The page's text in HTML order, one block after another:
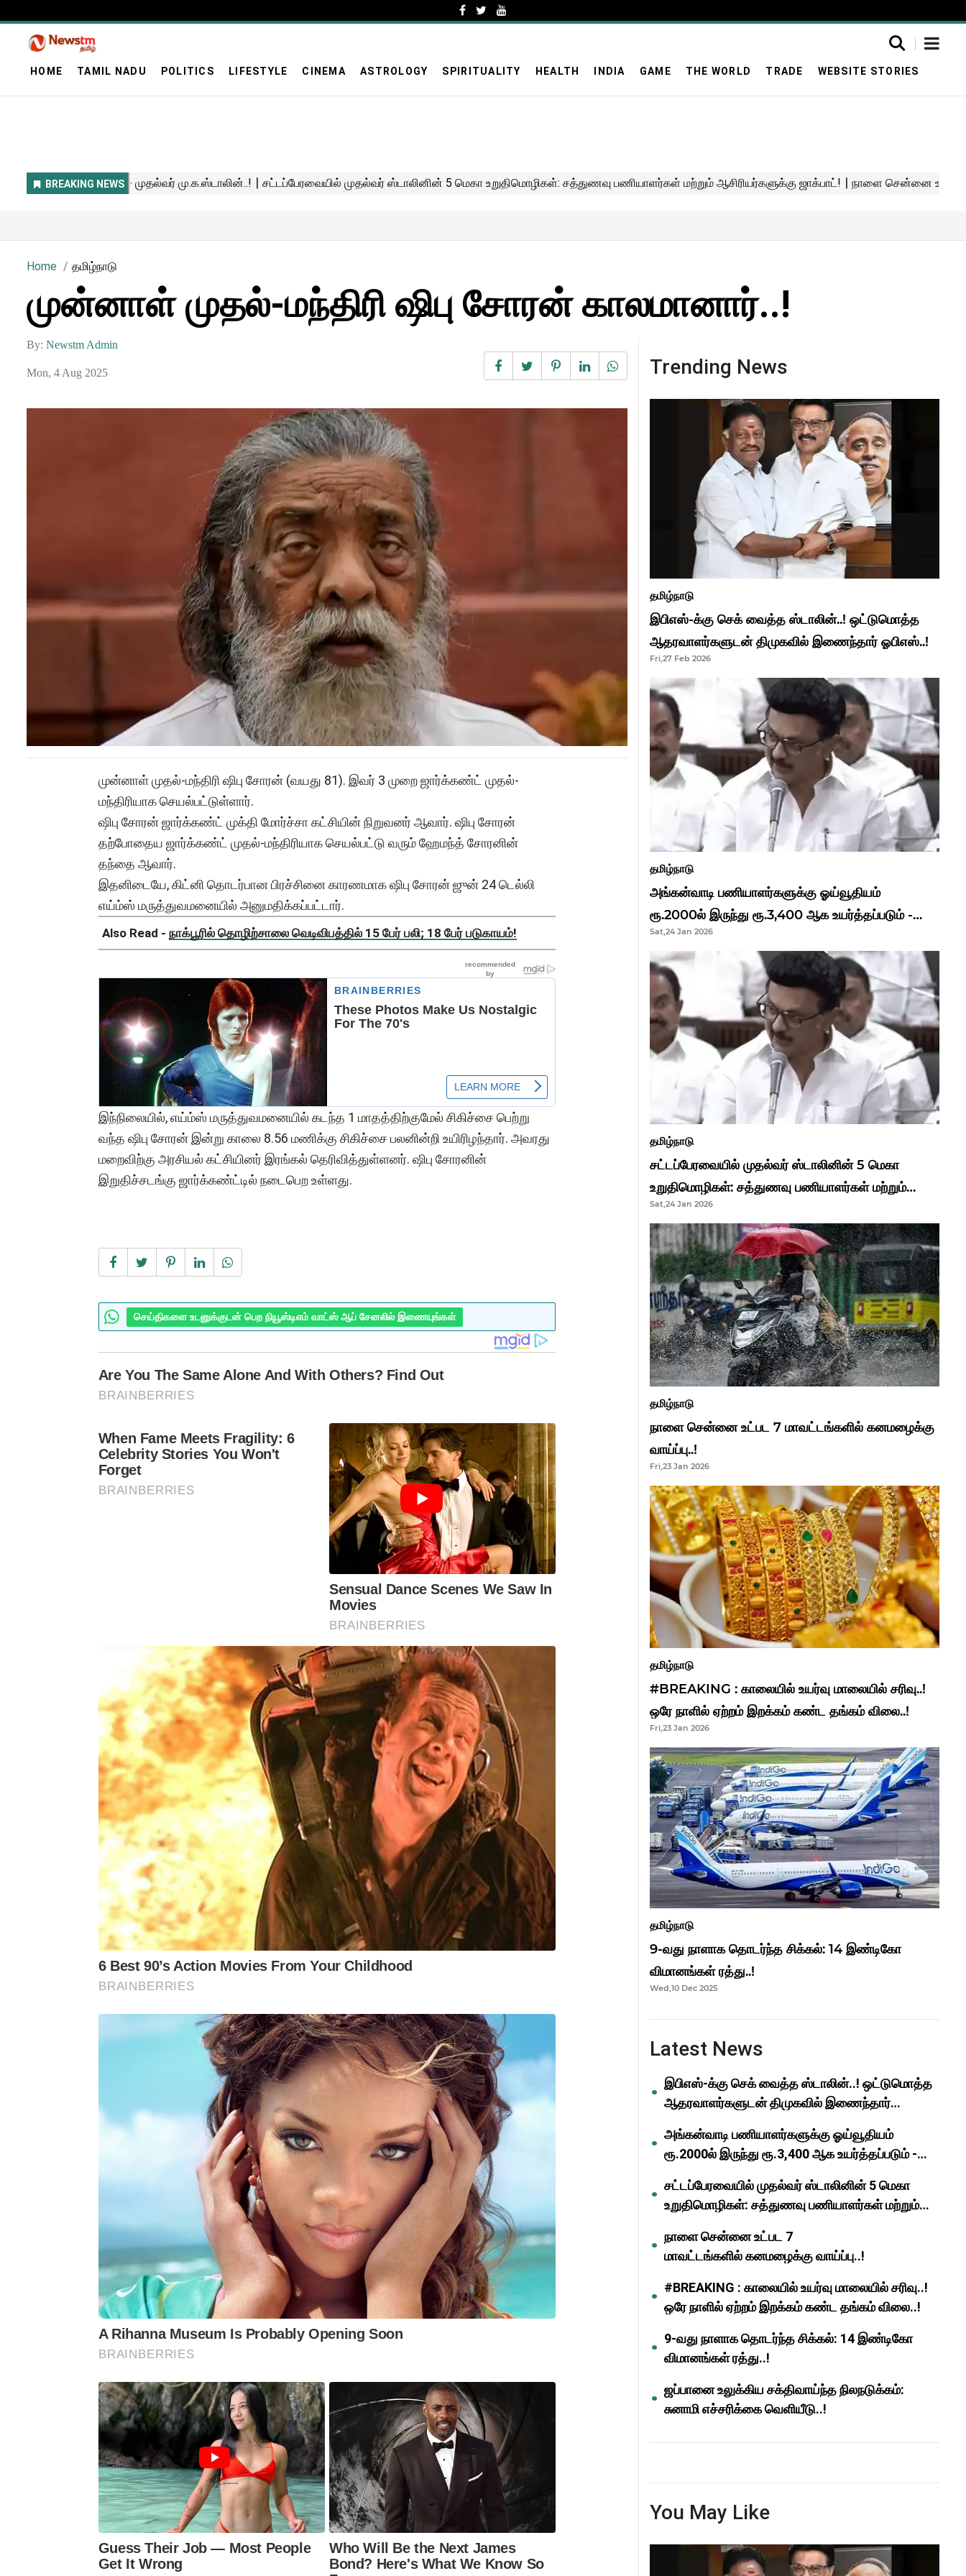
HOME TAMIL NADU POLITICS LIFESTYLE CINEMA ASTROLOGY SPIRITUALITY HEALTH INDIA GAME THE WORLD TRADE WEBSITE STORIES
Home தமிழ்நாடு
முன்னாள் முதல்-மந்திரி ஷிபு சோரன் காலமானார்..!
By: Newstm Admin
Mon, 4 Aug 2025
முன்னாள் முதல்-மந்திரி ஷிபு சோரன் (வயது 81). இவர் 3 முறை ஜார்க்கண்ட் முதல்-
மந்திரியாக செயல்பட்டுள்ளார்.
ஷிபு சோரன் ஜார்க்கண்ட் முக்தி மோர்ச்சா கட்சியின் நிறுவனர் ஆவார். ஷிபு சோரன்
தற்போதைய ஜார்க்கண்ட் முதல்-மந்திரியாக செயல்பட்டு வரும் ஹேமந்த் சோரனின்
தந்தை ஆவார்.
இதனிடையே, கிட்னி தொடர்பான பிரச்சினை காரணமாக ஷிபு சோரன் ஜுன் 24 டெல்லி
எய்ம்ஸ் மருத்துவமனையில் அனுமதிக்கப்பட்டார்.
Also Read - நாக்பூரில் தொழிற்சாலை வெடிவிபத்தில் 15 பேர் பலி; 18 பேர் படுகாயம்!
இந்நிலையில், எய்ம்ஸ் மருத்துவமனையில் கடந்த 1 மாதத்திற்குமேல் சிகிச்சை பெற்று
வந்த ஷிபு சோரன் இன்று காலை 8.56 மணிக்கு சிகிச்சை பலனின்றி உயிரிழந்தார். அவரது
மறைவிற்கு அரசியல் கட்சியினர் இரங்கல் தெரிவித்துள்ளனர். ஷிபு சோரனின்
இறுதிச்சடங்கு ஜார்க்கண்ட்டில் நடைபெற உள்ளது.
செய்திகளை உடனுக்குடன் பெற நியூஸ்டிஎம் வாட்ஸ் ஆப் சேனலில் இணையுங்கள்
Trending News
தமிழ்நாடு
இபிஎஸ்-க்கு செக் வைத்த ஸ்டாலின்..! ஒட்டுமொத்த
ஆதரவாளர்களுடன் திமுகவில் இணைந்தார் ஓபிஎஸ்..!
Fri,27 Feb 2026
தமிழ்நாடு
அங்கன்வாடி பணியாளர்களுக்கு ஓய்வூதியம்
ரூ.2000ல் இருந்து ரூ.3,400 ஆக உயர்த்தப்படும் -
முதல்வர் மு.க.ஸ்டாலின்..!
Sat,24 Jan 2026
தமிழ்நாடு
சட்டப்பேரவையில் முதல்வர் ஸ்டாலினின் 5 மெகா
உறுதிமொழிகள்: சத்துணவு பணியாளர்கள் மற்றும்
ஆசிரியர்களுக்கு ஜாக்பாட்!
Sat,24 Jan 2026
தமிழ்நாடு
நாளை சென்னை உட்பட 7 மாவட்டங்களில் கனமழைக்கு
வாய்ப்பு..!
Fri,23 Jan 2026
தமிழ்நாடு
#BREAKING : காலையில் உயர்வு மாலையில் சரிவு..!
ஒரே நாளில் ஏற்றம் இறக்கம் கண்ட தங்கம் விலை..!
Fri,23 Jan 2026
தமிழ்நாடு
9-வது நாளாக தொடர்ந்த சிக்கல்: 14 இண்டிகோ
விமானங்கள் ரத்து..!
Wed,10 Dec 2025
Latest News
இபிஎஸ்-க்கு செக் வைத்த ஸ்டாலின்..! ஒட்டுமொத்த
ஆதரவாளர்களுடன் திமுகவில் இணைந்தார்
அங்கன்வாடி பணியாளர்களுக்கு ஓய்வூதியம்
ரூ.2000ல் இருந்து ரூ.3,400 ஆக உயர்த்தப்படும் -
சட்டப்பேரவையில் முதல்வர் ஸ்டாலினின் 5 மெகா
உறுதிமொழிகள்: சத்துணவு பணியாளர்கள் மற்றும்
நாளை சென்னை உட்பட 7
மாவட்டங்களில் கனமழைக்கு வாய்ப்பு..!
#BREAKING : காலையில் உயர்வு மாலையில் சரிவு..!
ஒரே நாளில் ஏற்றம் இறக்கம் கண்ட தங்கம் விலை..!
9-வது நாளாக தொடர்ந்த சிக்கல்: 14 இண்டிகோ
விமானங்கள் ரத்து..!
ஜப்பானை உலுக்கிய சக்திவாய்ந்த நிலநடுக்கம்:
சுனாமி எச்சரிக்கை வெளியீடு..!
You May Like